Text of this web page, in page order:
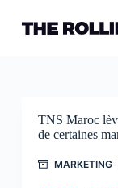
contenu
TNS Maroc
de certaines
MARKETING